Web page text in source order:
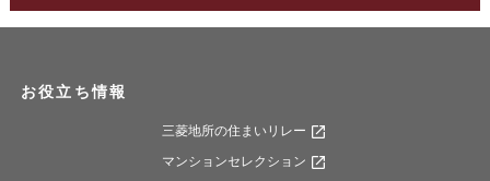
お役立ち情報
三菱地所の住まいリレー
マンションセレクション